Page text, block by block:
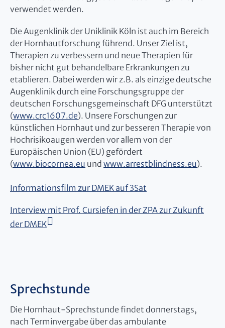
verwendet werden.
Die Augenklinik der Uniklinik Köln ist auch im Bereich
der Hornhautforschung führend. Unser Ziel ist,
Therapien zu verbessern und neue Therapien für
bisher nicht gut behandelbare Erkrankungen zu
etablieren. Dabei werden wir z.B. als einzige deutsche
Augenklinik durch eine Forschungsgruppe der
deutschen Forschungsgemeinschaft DFG unterstützt
(www.crc1607.de). Unsere Forschungen zur
künstlichen Hornhaut und zur besseren Therapie von
Hochrisikoaugen werden vor allem von der
Europäischen Union (EU) gefördert
(www.biocornea.eu und www.arrestblindness.eu).
Informationsfilm zur DMEK auf 3Sat
Interview mit Prof. Cursiefen in der ZPA zur Zukunft
der DMEK
Sprechstunde
Die Hornhaut-Sprechstunde findet donnerstags,
nach Terminvergabe über das ambulante